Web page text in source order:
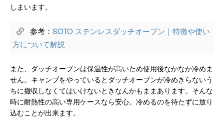
しまいます。
参考： SOTO ステンレスダッチオーブン｜特徴や使い
方について解説
また、ダッチオーブンは保温性が高いため使用後なかなか冷めま
せん。キャンプをやっているとダッチオーブンが冷めきらないう
ちに撤収しなくてはいけないときなんかもままあります。そんな
時に耐熱性の高い専用ケースなら安心。冷めるのを待たずに放り
込むことが出来ます。